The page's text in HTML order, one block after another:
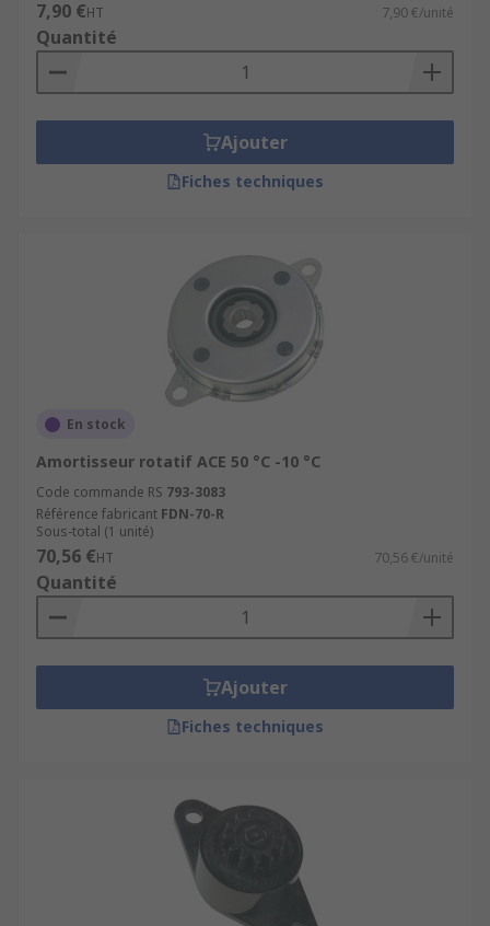
Rotation continue
Amortissement dans les deux directions
Corps extérieur en acier ou en plastique
Divers nombres de dents d'engrenage, 10,
Divers PCD (diamètres du cercle primitif)
7,90 €HT 7,90 €/unité
Quantité
Ajouter
Fiches techniques
En stock
Amortisseur rotatif ACE 50 °C -10 °C
Code commande RS 793-3083
Référence fabricant FDN-70-R
Sous-total (1 unité)
70,56 €HT 70,56 €/unité
Quantité
Ajouter
Fiches techniques